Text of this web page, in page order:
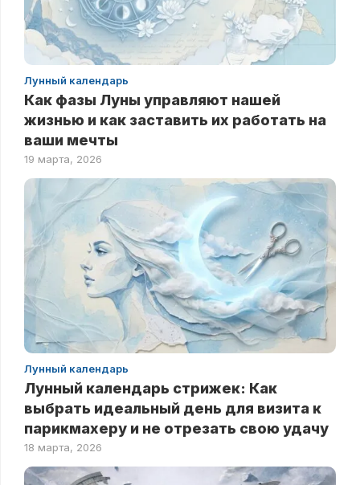
Лунный календарь
Как фазы Луны управляют нашей
жизнью и как заставить их работать на
ваши мечты
19 марта, 2026
Лунный календарь
Лунный календарь стрижек: Как
выбрать идеальный день для визита к
парикмахеру и не отрезать свою удачу
18 марта, 2026